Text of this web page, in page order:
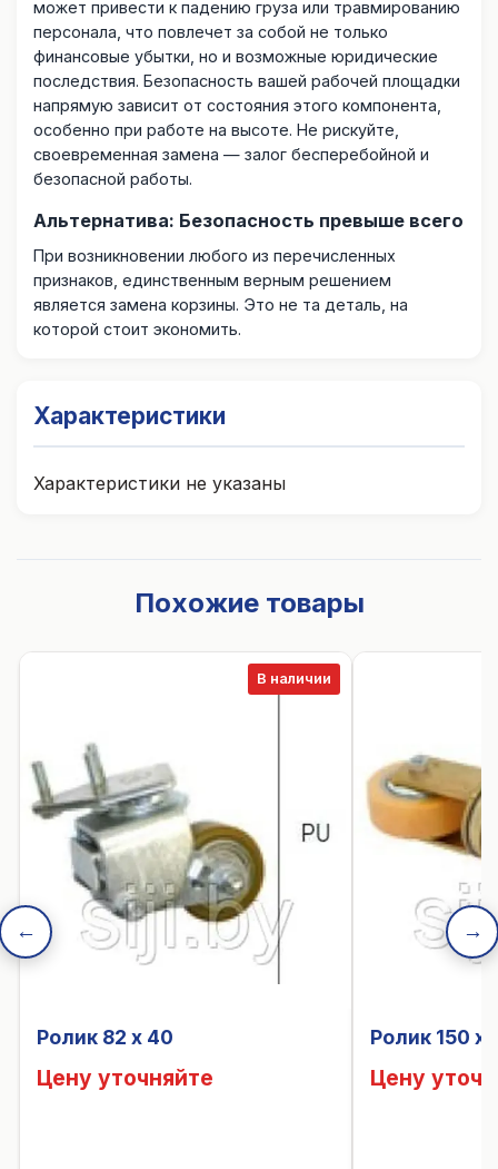
может привести к падению груза или травмированию
персонала, что повлечет за собой не только
финансовые убытки, но и возможные юридические
последствия. Безопасность вашей рабочей площадки
напрямую зависит от состояния этого компонента,
особенно при работе на высоте. Не рискуйте,
своевременная замена — залог бесперебойной и
безопасной работы.
Альтернатива: Безопасность превыше всего
При возникновении любого из перечисленных
признаков, единственным верным решением
является замена корзины. Это не та деталь, на
которой стоит экономить.
Характеристики
Характеристики не указаны
Похожие товары
←
В наличии
Ролик 82 x 40
Цену уточняйте
Ролик 150 x
Цену
→